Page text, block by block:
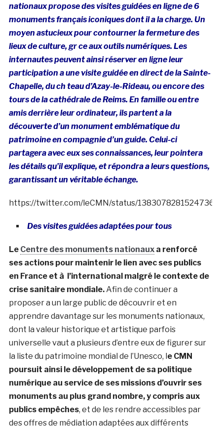
nationaux propose des visites guidées en ligne de 6
monuments français iconiques dont il a la charge. Un
moyen astucieux pour contourner la fermeture des
lieux de culture, gr ce aux outils numériques. Les
internautes peuvent ainsi réserver en ligne leur
participation a une visite guidée en direct de la Sainte-
Chapelle, du ch teau d’Azay-le-Rideau, ou encore des
tours de lacathédralede Reims. En famille ou entre
amis derrière leur ordinateur, ils partent a la
découverte d’un monument emblématique du
patrimoine en compagnie d’un guide. Celui-ci
partagera avec eux ses connaissances, leur pointera
les détails qu’il explique, et répondra a leurs questions,
garantissant un véritable échange.
https://twitter.com/leCMN/status/
Des visites guidées adaptées pour tous
Le Centre des monuments nationauxa renforcé
ses actions pour maintenir le lien avec ses publics
en France et à l’international malgré le contexte de
crise sanitaire mondiale.Afin de continuer a
proposer a un large public de découvrir et en
apprendre davantage sur les monuments nationaux,
dont la valeur historique et artistique parfois
universelle vaut a plusieurs d’entre eux de figurer sur
la liste du patrimoine mondial de l’Unesco, le CMN
poursuit ainsi le développement de sa politique
numérique au service de ses missions d’ouvrir ses
monuments au plus grand nombre, y compris aux
publics empêches, et de les rendre accessibles par
des offres de médiation adaptées aux différents